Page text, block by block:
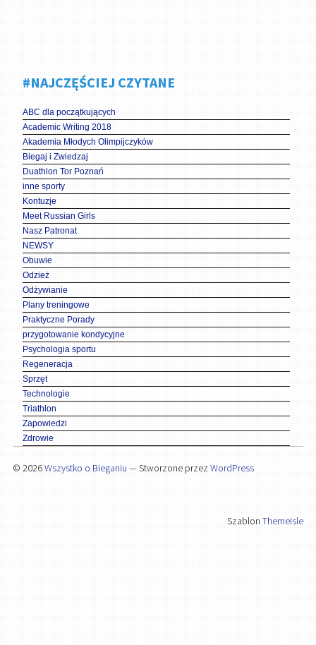
#NAJCZĘŚCIEJ CZYTANE
ABC dla początkujących
Academic Writing 2018
Akademia Młodych Olimpijczyków
Biegaj i Zwiedzaj
Duathlon Tor Poznań
inne sporty
Kontuzje
Meet Russian Girls
Nasz Patronat
NEWSY
Obuwie
Odzież
Odżywianie
Plany treningowe
Praktyczne Porady
przygotowanie kondycyjne
Psychologia sportu
Regeneracja
Sprzęt
Technologie
Triathlon
Zapowiedzi
Zdrowie
© 2026Wszystko o Bieganiu — Stworzone przez WordPress
SzablonThemeIsle